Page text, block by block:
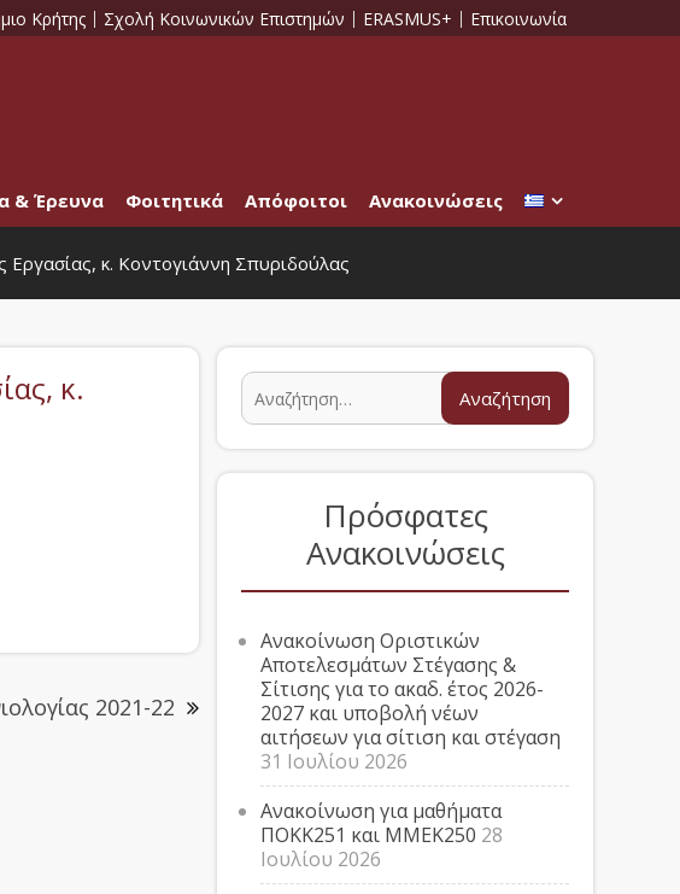
Κρήτης Σχολή Κοινωνικών Επιστημών ERASMUS+ Επικοινωνία
& Έρευνα Φοιτητικά Απόφοιτοι Ανακοινώσεις
Εργασίας, κ. Κοντογιάννη Σπυριδούλας
κ.
2021-22
Πρόσφατες
Ανακοινώσεις
Ανακοίνωση Οριστικών
Αποτελεσμάτων Στέγασης &
Σίτισης για το ακαδ. έτος 2026-
2027 και υποβολή νέων
αιτήσεων για σίτιση και στέγαση
31 Ιουλίου 2026
Ανακοίνωση για μαθήματα
ΠΟΚΚ251 και ΜΜΕΚ250 28
Ιουλίου 2026